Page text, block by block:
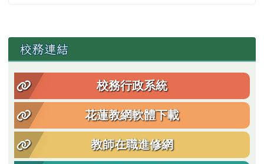
左邊區域內容
校務連結
校務行政系統
花蓮教網軟體下載
教師在職進修網